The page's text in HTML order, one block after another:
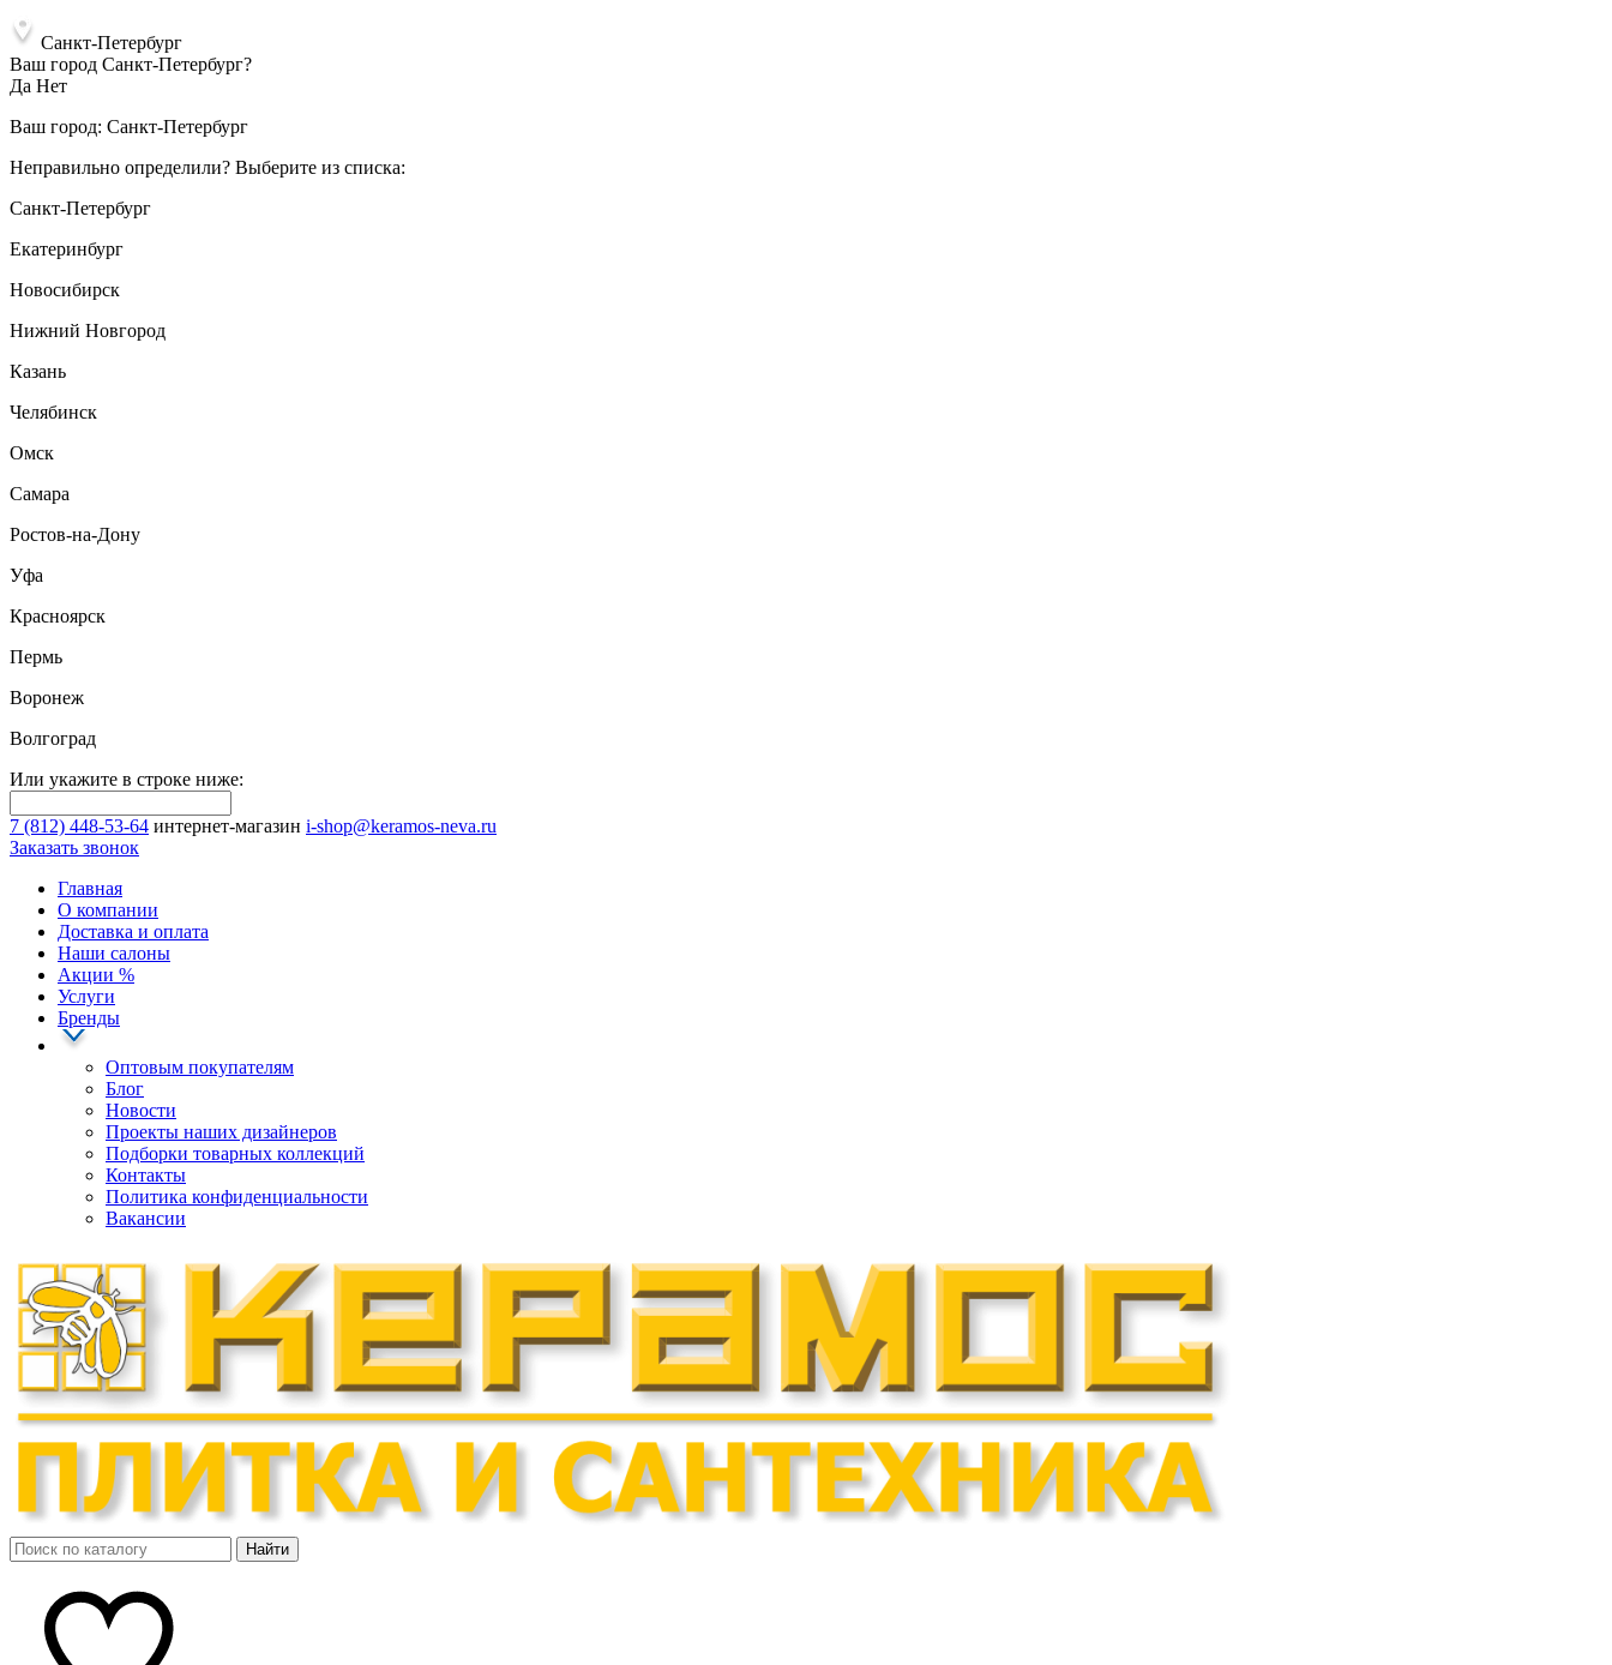
Санкт-Петербург
Ваш город Санкт-Петербург?
Да Нет
Ваш город: Санкт-Петербург
Неправильно определили? Выберите из списка:
Санкт-Петербург
Екатеринбург
Новосибирск
Нижний Новгород
Казань
Челябинск
Омск
Самара
Ростов-на-Дону
Уфа
Красноярск
Пермь
Воронеж
Волгоград
Или укажите в строке ниже:
7 (812) 448-53-64 интернет-магазин i-shop@keramos-neva.ru
Заказать звонок
Главная
О компании
Доставка и оплата
Наши cалоны
Акции %
Услуги
Бренды
Оптовым покупателям
Блог
Новости
Проекты наших дизайнеров
Подборки товарных коллекций
Контакты
Политика конфиденциальности
Вакансии
Найти